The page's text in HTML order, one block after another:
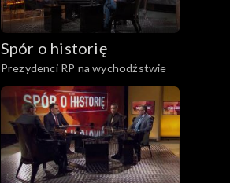
Spór o historię
Prezydenci RP na wychodźstwie